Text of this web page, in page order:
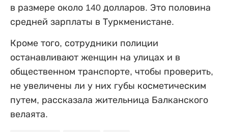
в размере около 140 долларов. Это половина
средней зарплаты в Туркменистане.
Кроме того, сотрудники полиции
останавливают женщин на улицах и в
общественном транспорте, чтобы проверить,
не увеличены ли у них губы косметическим
путем, рассказала жительница Балканского
велаята.